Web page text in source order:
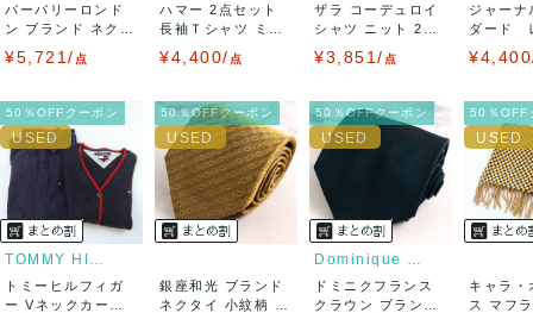
品を求められる方は御購入をお控えください。
また商品には細心の注意をはらっておりますが、何かござい
ましたら、レビュー記載前に必ずコメント欄よりご連絡お願
い致します。対応できることがあれば、誠意をもって対応致
します。
また並行輸入品もございますので、真贋方法などお答えでき
ない場合もございます。
バーバリーロンド
ン ブランド ネクタ
¥5,721/ 点
ハマー 2点セット
長袖Ｔシャツ ミリ
¥4,400/ 点
ザラ コーデュロイ
シャツ ニット 2点
¥3,851/ 点
ジャーナ
ダード
50％OFFクーポン
TOMMY HILFIGER
トミーヒルフィガ
ー Vネックカーデ
50％OFFクーポン
銀座和光 ブランド
ネクタイ 小紋柄 ス
50％OFFクーポン
Dominique France Cr...
ドミニクフランス
クラウン ブランド
50％OFF
キャラ・
ス マフ